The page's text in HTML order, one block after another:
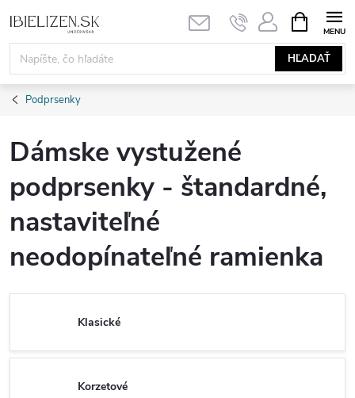
na
obsah
HĽADAŤ
KOŠÍK
Podprsenky
Dámske vystužené
podprsenky - štandardné,
nastaviteľné
neodopínateľné ramienka
Klasické
Korzetové